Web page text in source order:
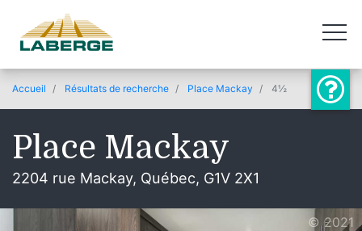
Accueil Résultats de recherche Place Mackay 4½
Place Mackay
2204 rue Mackay, Québec, G1V 2X1
© 2021